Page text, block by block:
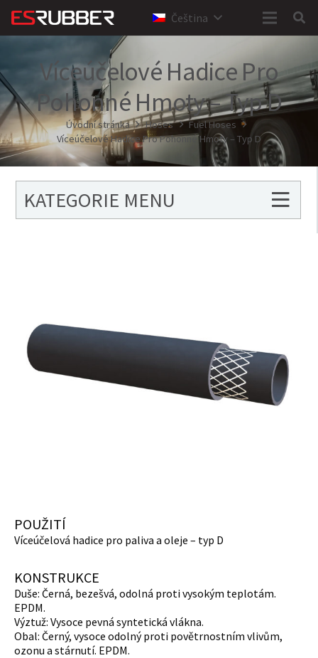
Čeština
Víceúčelové Hadice Pro
Pohonné Hmoty – Typ D
Úvodní stránka Hoses
Fuel Hoses
Víceúčelové Hadice Pro Pohonné Hmoty – Typ D
KATEGORIE MENU
POUŽITÍ
Víceúčelová hadice pro paliva a oleje – typ D
KONSTRUKCE
Duše: Černá, bezešvá, odolná proti vysokým teplotám.
EPDM.
Výztuž: Vysoce pevná syntetická vlákna.
Obal: Černý, vysoce odolný proti povětrnostním vlivům,
ozonu a stárnutí. EPDM.